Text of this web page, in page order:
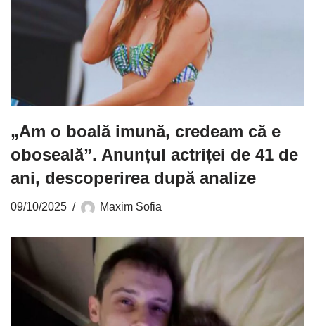
„Am o boală imună, credeam că e
oboseală”. Anunțul actriței de 41 de
ani, descoperirea după analize
09/10/2025 Maxim Sofia